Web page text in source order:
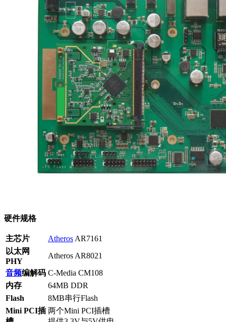
硬件规格
主芯片 Atheros AR7161
以太网
PHY
Atheros AR8021
音频编解码 C-Media CM108
内存
64MB DDR
Flash
8MB串行Flash
Mini PCI插 两个Mini PCI插槽